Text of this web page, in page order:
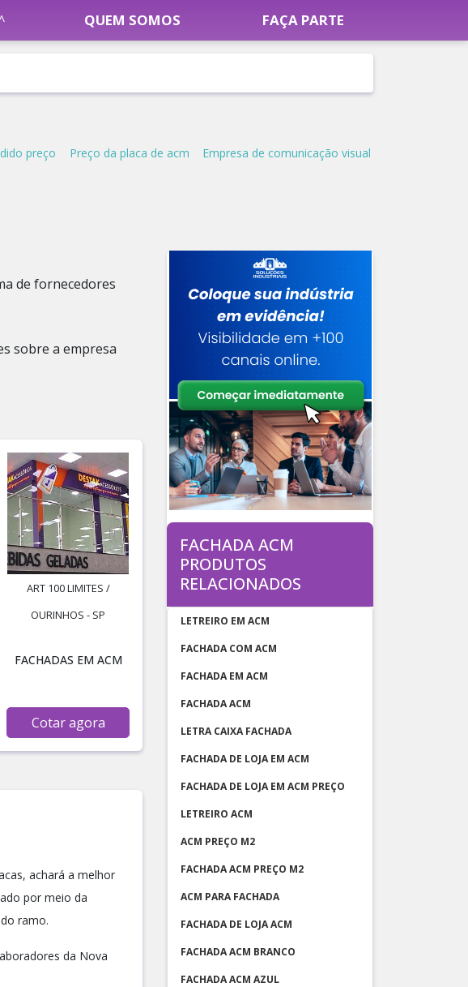
QUEM SOMOS FAÇA PARTE
preço Preço da placa de acm Empresa de comunicação visual
de fornecedores
sobre a empresa
ART 100 LIMITES /
OURINHOS - SP
FACHADAS EM ACM
Cotar agora
achará a melhor
por meio da
ramo.
da Nova
FACHADA ACM
PRODUTOS
RELACIONADOS
LETREIRO EM ACM
FACHADA COM ACM
FACHADA EM ACM
FACHADA ACM
LETRA CAIXA FACHADA
FACHADA DE LOJA EM ACM
FACHADA DE LOJA EM ACM PREÇO
LETREIRO ACM
ACM PREÇO M2
FACHADA ACM PREÇO M2
ACM PARA FACHADA
FACHADA DE LOJA ACM
FACHADA ACM BRANCO
FACHADA ACM AZUL